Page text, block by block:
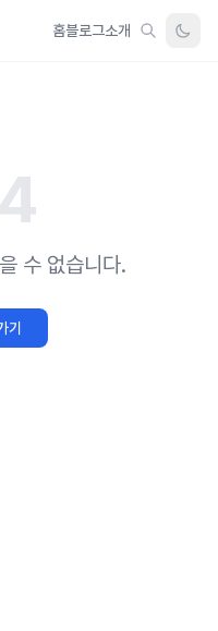
홈블로그소개
수 없습니다.
기